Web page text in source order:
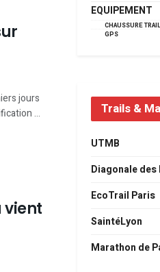
jours
...
vient
EQUIPEMENT
CHAUSSURE TRAIL
GPS
Trails &
UTMB
Diagonale des
EcoTrail Paris
SaintéLyon
Marathon de